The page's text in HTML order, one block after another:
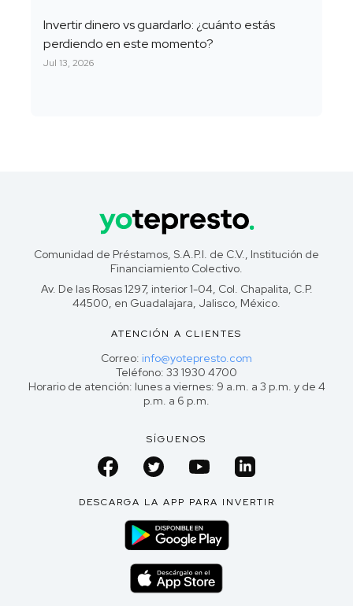
Invertir dinero vs guardarlo: ¿cuánto estás
perdiendo en este momento?
Jul 13, 2026
Comunidad de Préstamos, S.A.P.I. de C.V., Institución de
Financiamiento Colectivo.
Av. De las Rosas 1297, interior 1-04, Col. Chapalita, C.P.
44500, en Guadalajara, Jalisco, México.
ATENCIÓN A CLIENTES
Correo: info@yotepresto.com
Teléfono: 33 1930 4700
Horario de atención: lunes a viernes: 9 a.m. a 3 p.m. y de 4
p.m. a 6 p.m.
SÍGUENOS
DESCARGA LA APP PARA INVERTIR